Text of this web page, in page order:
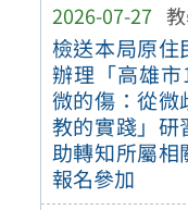
2026-07-27
檢送本局原
辦理「高雄
微的傷：從微
教的實踐」研
助轉知所屬相
報名參加